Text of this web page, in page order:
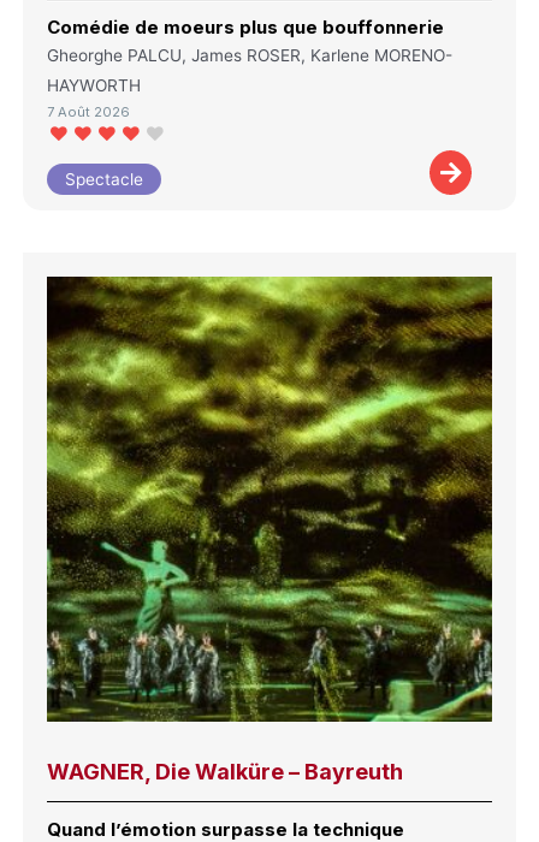
Comédie de moeurs plus que bouffonnerie
Gheorghe PALCU, James ROSER, Karlene MORENO-
HAYWORTH
7 Août 2026
Spectacle
WAGNER, Die Walküre – Bayreuth
Quand l’émotion surpasse la technique